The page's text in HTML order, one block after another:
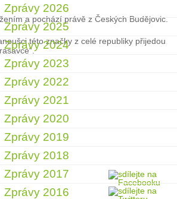
a pochází právě z Českých Budějovic.
této značky z celé republiky přijedou
Zprávy 2026
Zprávy 2025
Zprávy 2024
Zprávy 2023
Zprávy 2022
Zprávy 2021
Zprávy 2020
Zprávy 2019
Zprávy 2018
Zprávy 2017
Zprávy 2016